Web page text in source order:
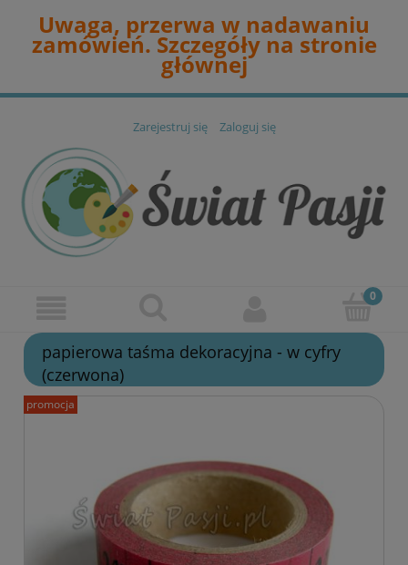
Uwaga, przerwa w nadawaniu
zamówień. Szczegóły na stronie
głównej
Zarejestruj się Zaloguj się
papierowa taśma dekoracyjna - w cyfry
(czerwona)
promocja